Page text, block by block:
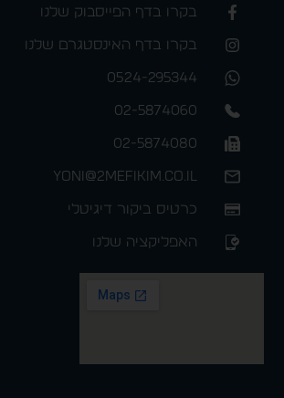
בקרו בדף הפייסבוק שלנו
בקרו בדף האינסטגרם שלנו
0524-295344
02-5874060
02-5874080
yoni@2mefikim.co.il
כרטיס ביקור דיגיטלי
האפליקציה שלנו